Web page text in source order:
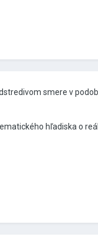
smere v
hľadiska o